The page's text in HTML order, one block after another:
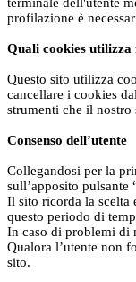
profilazione è
Quali cookies utilizza
Questo sito utilizza
cancellare i cookies
strumenti che il nostro
Consenso dell’utente
Collegandosi per la
sull’apposito pulsante
Il sito ricorda la scelta
questo periodo di
In caso di problemi di
Qualora l’utente non
sito.